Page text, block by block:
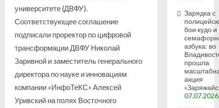
университете (ДВФУ).
Соответствующее соглашение
подписали проректор по цифровой
трансформации ДВФУ Николай
Заривной и заместитель генерального
директора по науке и инновациям
компании «ИнфоТеКС» Алексей
Уривский на полях Восточного
Зарядка с
бои кудо и
азбука: во
прошла
акция
07.07.2026